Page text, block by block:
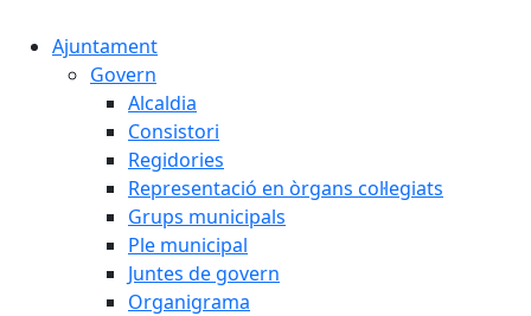
Ajuntament
Govern
Alcaldia
Consistori
Regidories
Representació en òrgans col·legiats
Grups municipals
Ple municipal
Juntes de govern
Organigrama